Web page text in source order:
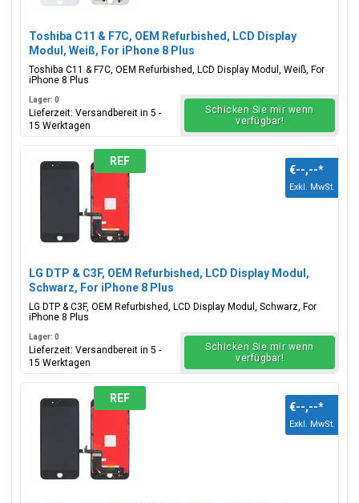
Toshiba C11 & F7C, OEM Refurbished, LCD Display
Modul, Weiß, For iPhone 8 Plus
Toshiba C11 & F7C, OEM Refurbished, LCD Display Modul, Weiß, For
iPhone 8 Plus
Lager: 0
Lieferzeit: Versandbereit in 5 -
15 Werktagen
Schicken Sie mir wenn
verfügbar!
REF
LG DTP & C3F, OEM Refurbished, LCD Display Modul,
Schwarz, For iPhone 8 Plus
LG DTP & C3F, OEM Refurbished, LCD Display Modul, Schwarz, For
iPhone 8 Plus
€--,--*
Exkl. MwSt.
Lager: 0
Lieferzeit: Versandbereit in 5 -
15 Werktagen
Schicken Sie mir wenn
verfügbar!
REF
€--,--*
Exkl. MwSt.